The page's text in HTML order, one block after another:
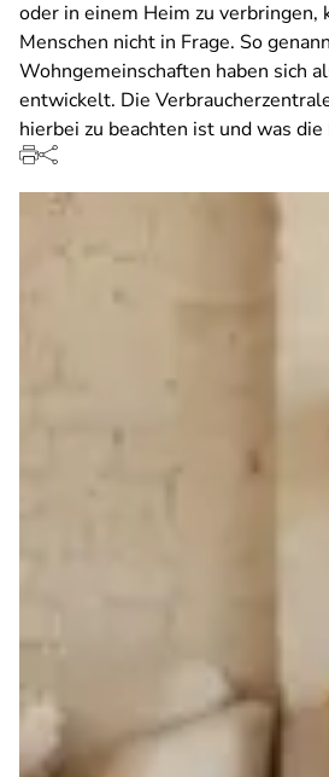
oder in einem Heim zu verbringen,
Menschen nicht in Frage. So
Wohngemeinschaften haben sich
entwickelt. Die
hierbei zu beachten ist und was